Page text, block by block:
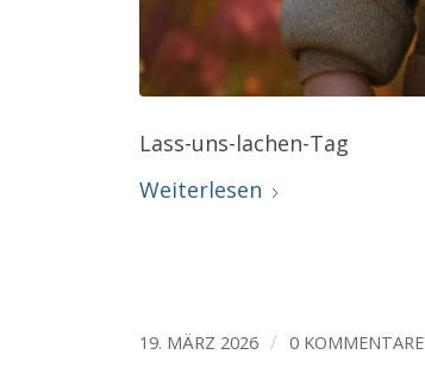
Lass-uns-lachen-Tag
Weiterlesen
19. MÄRZ 2026 / 0 KOMMENTARE